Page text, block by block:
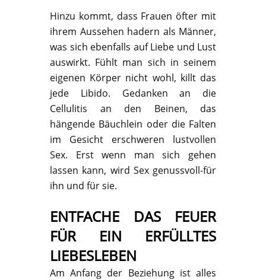
Hinzu kommt, dass Frauen öfter mit
ihrem Aussehen hadern als Männer,
was sich ebenfalls auf Liebe und Lust
auswirkt. Fühlt man sich in seinem
eigenen Körper nicht wohl, killt das
jede Libido. Gedanken an die
Cellulitis an den Beinen, das
hängende Bäuchlein oder die Falten
im Gesicht erschweren lustvollen
Sex. Erst wenn man sich gehen
lassen kann, wird Sex genussvoll-für
ihn und für sie.
ENTFACHE DAS FEUER
FÜR EIN ERFÜLLTES
LIEBESLEBEN
Am Anfang der Beziehung ist alles